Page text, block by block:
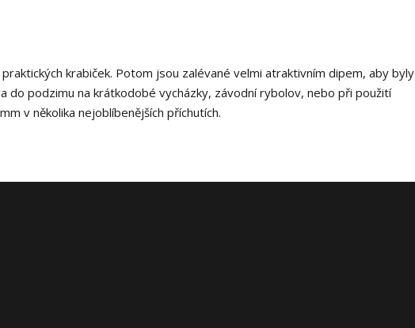
krabiček. Potom jsou zalévané velmi atraktivním dipem, aby byly
do podzimu na krátkodobé vycházky, závodní rybolov, nebo při použití
v několika nejoblíbenějších příchutích.